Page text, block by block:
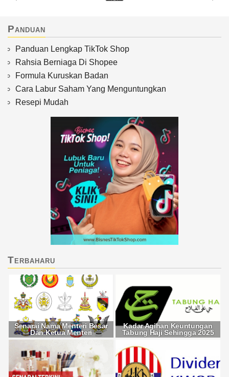
Panduan
Panduan Lengkap TikTok Shop
Rahsia Berniaga Di Shopee
Formula Kuruskan Badan
Cara Labur Saham Yang Menguntungkan
Resepi Mudah
Terbaharu
Senarai Nama Menteri Besar
Dan Ketua Menteri
Kadar Agihan Keuntungan
Tabung Haji Sehingga 2025